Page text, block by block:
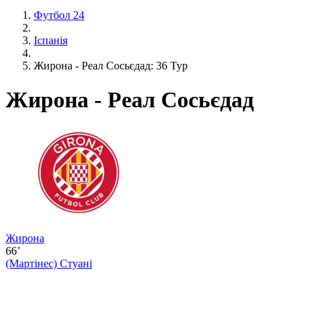
Футбол 24
Іспанія
Жирона - Реал Сосьєдад: 36 Тур
Жирона - Реал Сосьєдад
Жирона
66’
(Мартінес) Стуані